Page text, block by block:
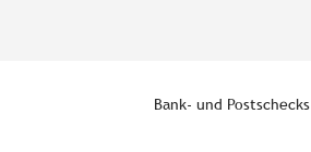
Bank- und Postschecks